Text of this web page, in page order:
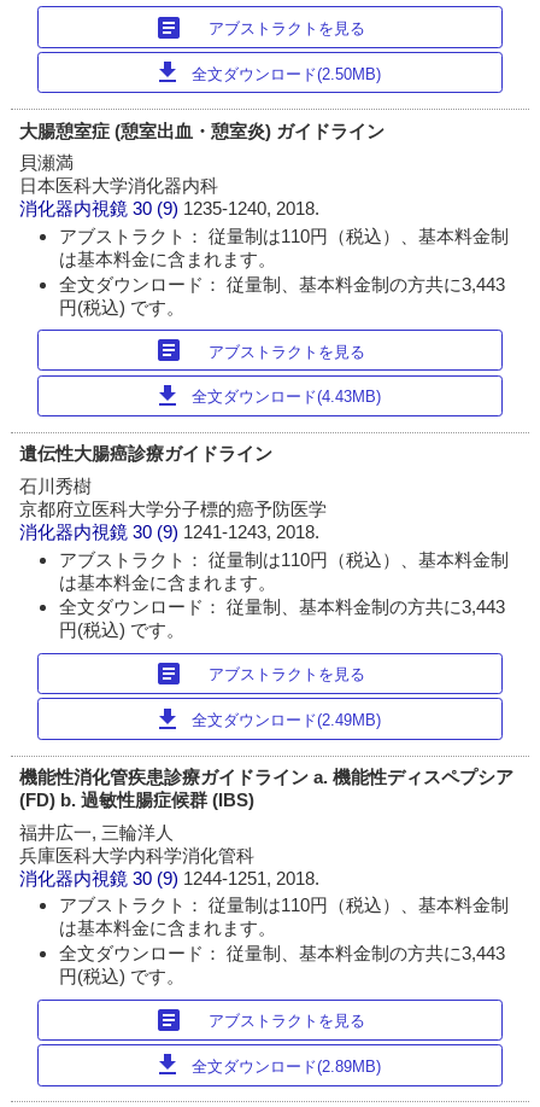
article アブストラクトを見る
download 全文ダウンロード(2.50MB)
大腸憩室症 (憩室出血・憩室炎) ガイドライン
貝瀬満
日本医科大学消化器内科
消化器内視鏡 30 (9) 1235-1240, 2018.
アブストラクト： 従量制は110円（税込）、基本料金制
は基本料金に含まれます。
全文ダウンロード： 従量制、基本料金制の方共に3,443
円(税込) です。
article アブストラクトを見る
download 全文ダウンロード(4.43MB)
遺伝性大腸癌診療ガイドライン
石川秀樹
京都府立医科大学分子標的癌予防医学
消化器内視鏡 30 (9) 1241-1243, 2018.
アブストラクト： 従量制は110円（税込）、基本料金制
は基本料金に含まれます。
全文ダウンロード： 従量制、基本料金制の方共に3,443
円(税込) です。
article アブストラクトを見る
download 全文ダウンロード(2.49MB)
機能性消化管疾患診療ガイドライン a. 機能性ディスペプシア
(FD) b. 過敏性腸症候群 (IBS)
福井広一, 三輪洋人
兵庫医科大学内科学消化管科
消化器内視鏡 30 (9) 1244-1251, 2018.
アブストラクト： 従量制は110円（税込）、基本料金制
は基本料金に含まれます。
全文ダウンロード： 従量制、基本料金制の方共に3,443
円(税込) です。
article アブストラクトを見る
download 全文ダウンロード(2.89MB)